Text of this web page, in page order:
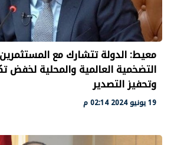
معيط: الدولة تتشارك مع المستثمرين
التضخمية العالمية والمحلية لخفض
وتحفيز التصدير
19 يونيو 2024 02:14 م